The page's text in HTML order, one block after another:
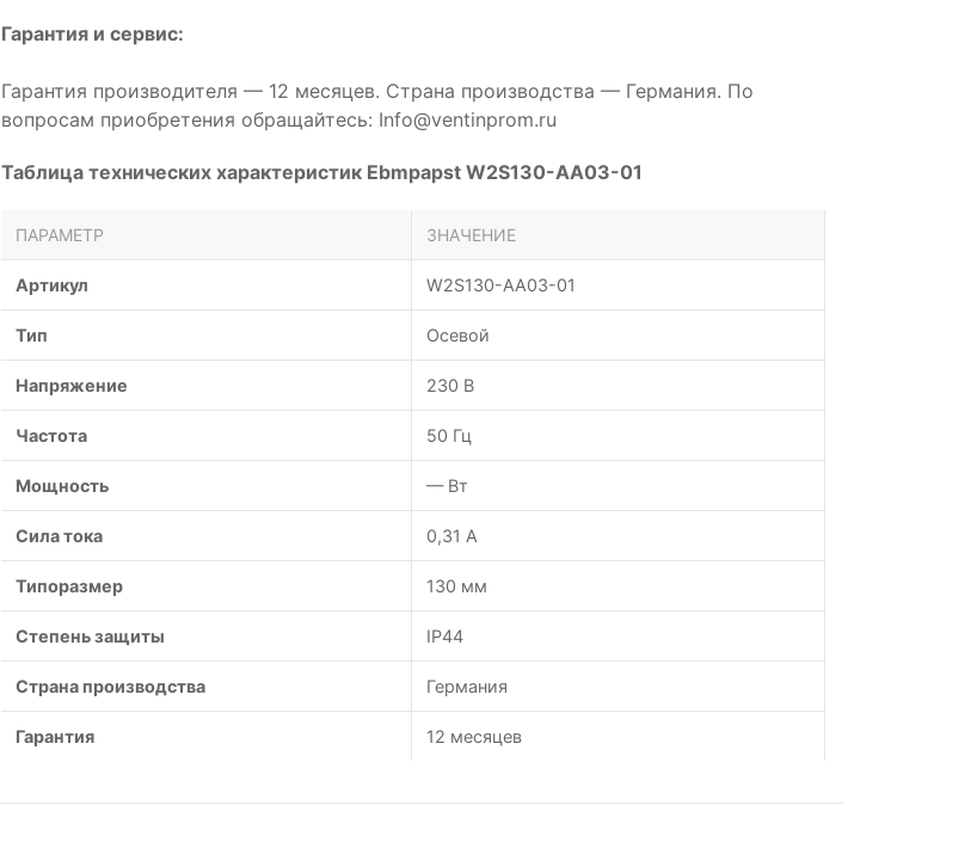
Гарантия и сервис:
Гарантия производителя — 12 месяцев. Страна производства — Германия. По
вопросам приобретения обращайтесь: Info@ventinprom.ru
Таблица технических характеристик Ebmpapst W2S130-AA03-01
ПАРАМЕТР ЗНАЧЕНИЕ
Артикул W2S130-AA03-01
Тип Осевой
Напряжение 230 В
Частота 50 Гц
Мощность — Вт
Сила тока 0,31 А
Типоразмер 130 мм
Степень защиты IP44
Страна производства Германия
Гарантия 12 месяцев